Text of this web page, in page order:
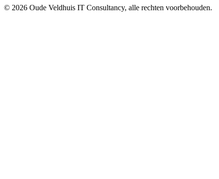
© 2026 Oude Veldhuis IT Consultancy, alle rechten voorbehouden.